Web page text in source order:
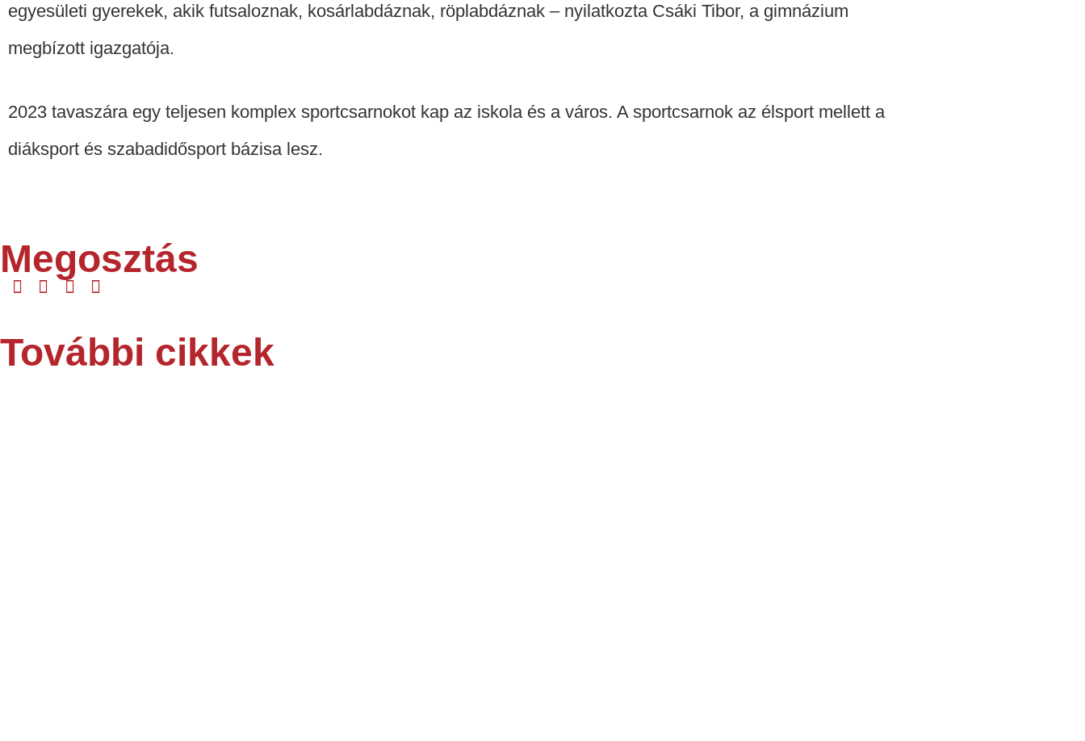
egyesületi gyerekek, akik futsaloznak, kosárlabdáznak, röplabdáznak – nyilatkozta Csáki Tibor, a gimnázium
megbízott igazgatója.
2023 tavaszára egy teljesen komplex sportcsarnokot kap az iskola és a város. A sportcsarnok az élsport mellett a
diáksport és szabadidősport bázisa lesz.
Megosztás
További cikkek